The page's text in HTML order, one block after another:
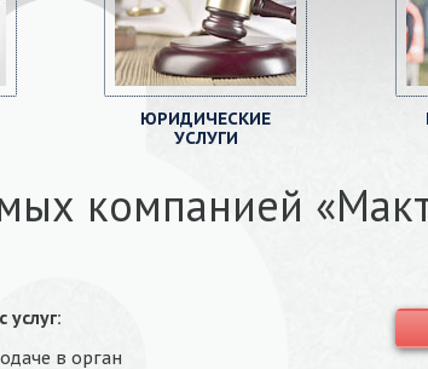
ЮРИДИЧЕСКИЕ
УСЛУГИ
компанией
в орган